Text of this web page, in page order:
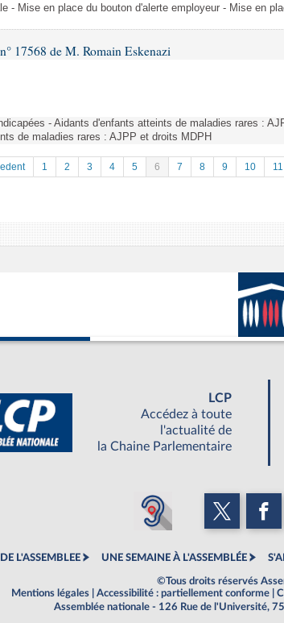
- Mise en place du bouton d'alerte employeur - Mise en
17568 de M. Romain Eskenazi
- Aidants d'enfants atteints de maladies rares :
de maladies rares : AJPP et droits MDPH
1 2 3 4 5 6 7 8 9 10 11
LCP
Accédez à toute
l'actualité de
la Chaine Parlementaire
L'ASSEMBLEE UNE SEMAINE À L'ASSEMBLÉE
©Tous droits réservés
Mentions légales
Accessibilité : partiellement conforme
Assemblée nationale - 126 Rue de l'Université,